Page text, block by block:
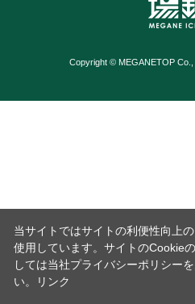
Copyright © MEGANETOP Co.,
当サイトではサイトの利便性向上
使用しています。サイトのCookie
しては当社プライバシーポリシー
い。
リンク